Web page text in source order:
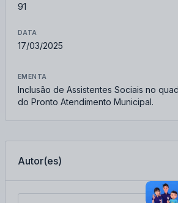
91
DATA
17/03/2025
EMENTA
Inclusão de Assistentes Sociais no
do Pronto Atendimento Municipal.
Autor(es)